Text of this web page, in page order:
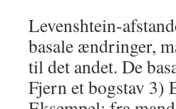
Levenshtein-
basale ændringer,
til det andet. De
Fjern et bogstav 3)